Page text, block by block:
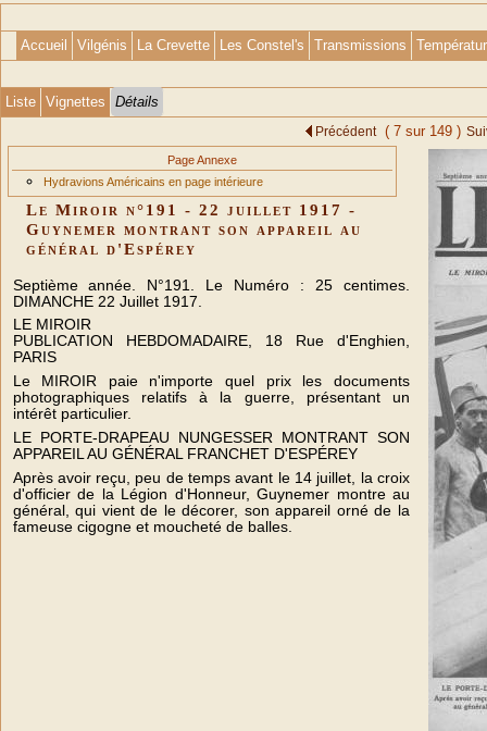
Accueil Vilgénis La Crevette Les Constel's Transmissions
Liste Vignettes Détails
Précédent ( 7 sur 149 )
Page Annexe
Hydravions Américains en page intérieure
Le Miroir n°191 - 22 juillet 1917 -
Guynemer montrant son appareil au
général d'Espérey
Septième année. N°191. Le Numéro : 25 centimes.
DIMANCHE 22 Juillet 1917.
LE MIROIR
PUBLICATION HEBDOMADAIRE, 18 Rue d'Enghien,
PARIS
Le MIROIR paie n'importe quel prix les documents
photographiques relatifs à la guerre, présentant un
intérêt particulier.
LE PORTE-DRAPEAU NUNGESSER MONTRANT SON
APPAREIL AU GÉNÉRAL FRANCHET D'ESPÉREY
Après avoir reçu, peu de temps avant le 14 juillet, la croix
d'officier de la Légion d'Honneur, Guynemer montre au
général, qui vient de le décorer, son appareil orné de la
fameuse cigogne et moucheté de balles.